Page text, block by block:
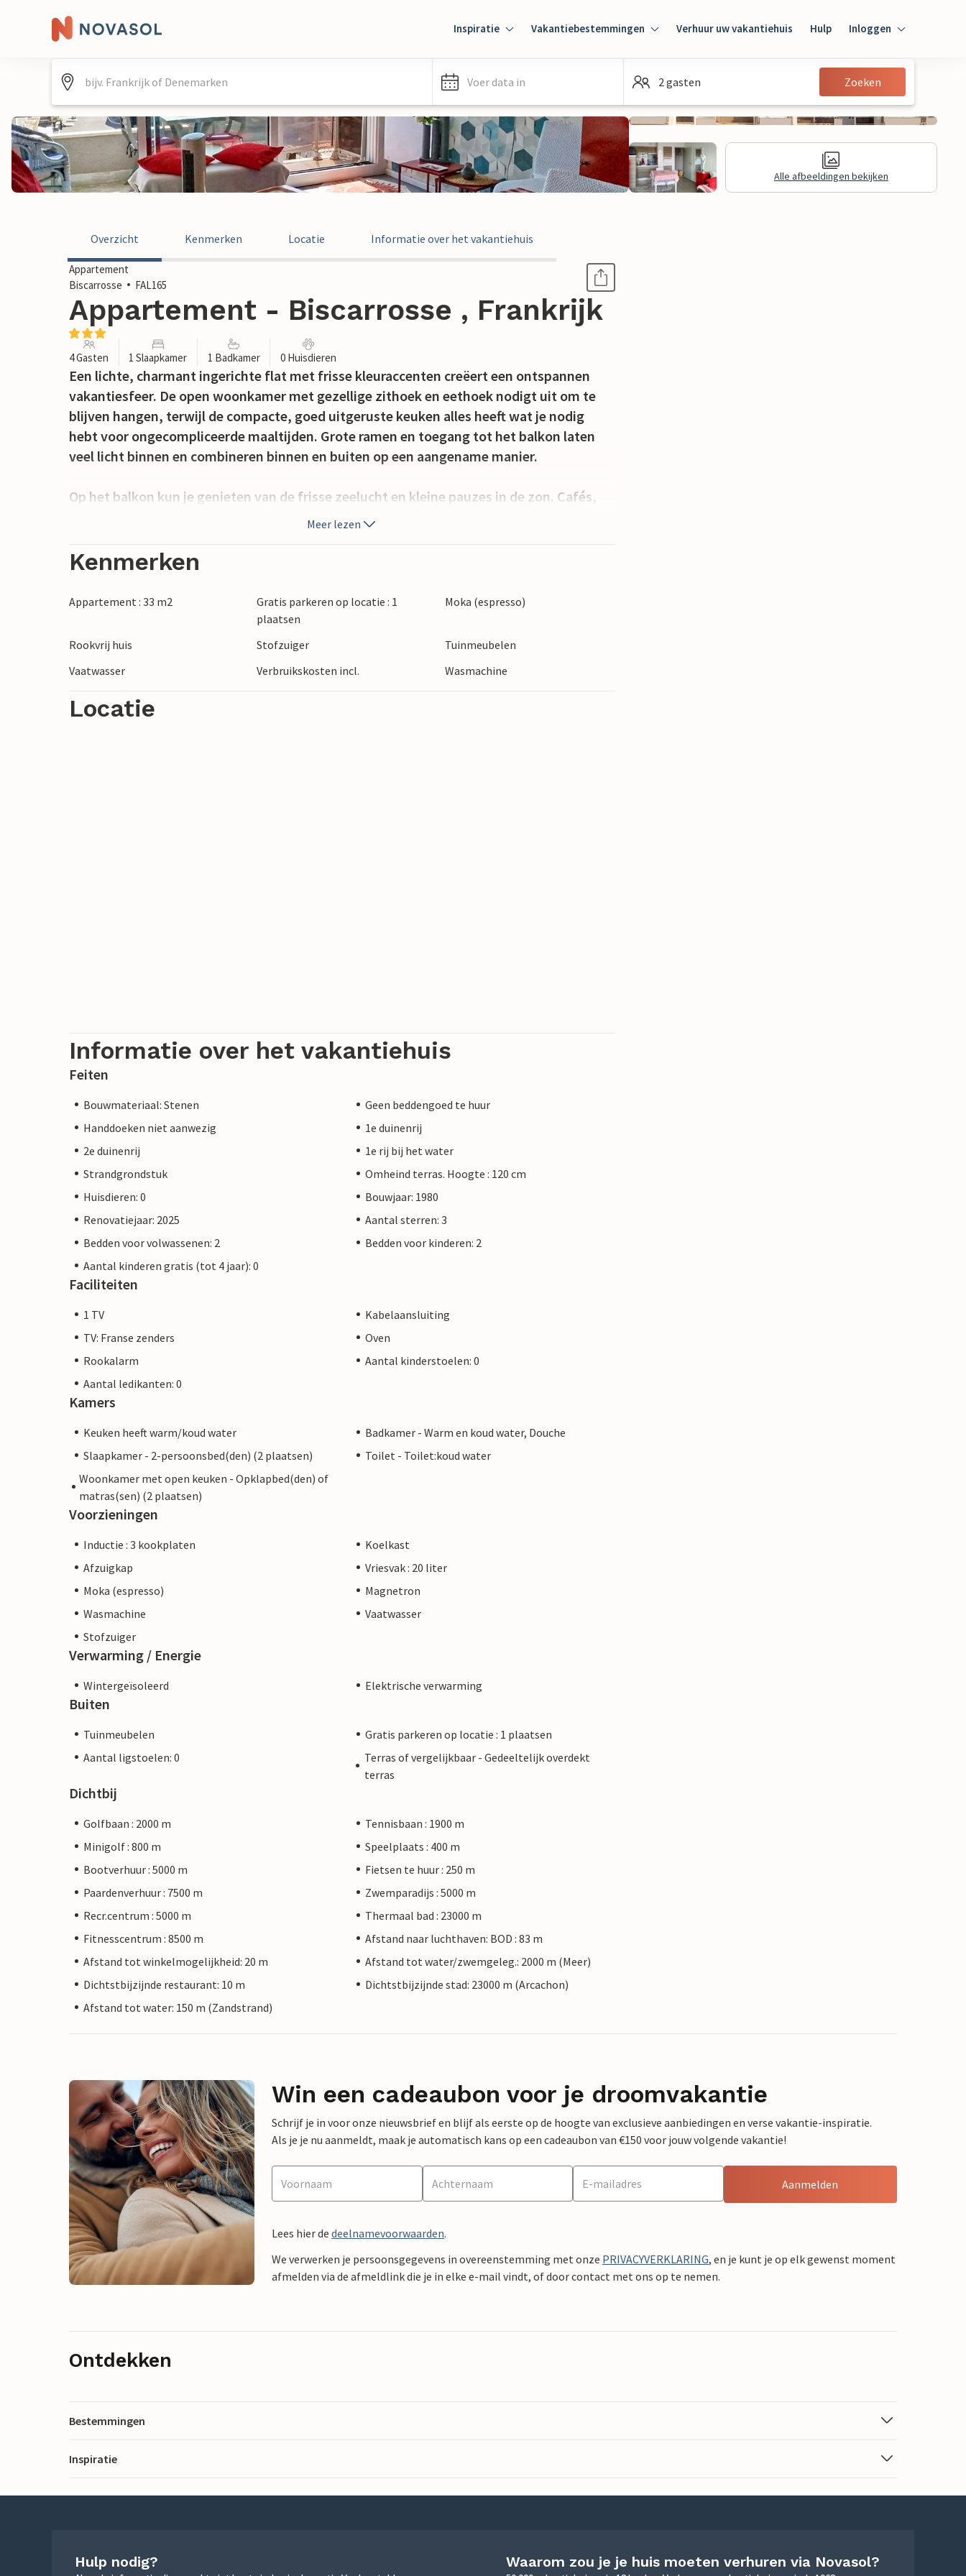
Inspiratie Vakantiebestemmingen Verhuur uw vakantiehuis Hulp Inloggen
Inloggen
Gast
Voer data in 2 gasten Zoeken
Alle afbeeldingen bekijken
Overzicht Kenmerken Locatie Informatie over het vakantiehuis
Appartement
Biscarrosse
FAL165
Appartement - Biscarrosse , Frankrijk
4 Gasten 1 Slaapkamer 1 Badkamer 0 Huisdieren
Een lichte, charmant ingerichte flat met frisse kleuraccenten creëert een ontspannen
vakantiesfeer. De open woonkamer met gezellige zithoek en eethoek nodigt uit om te
blijven hangen, terwijl de compacte, goed uitgeruste keuken alles heeft wat je nodig
hebt voor ongecompliceerde maaltijden. Grote ramen en toegang tot het balkon laten
veel licht binnen en combineren binnen en buiten op een aangename manier.
Op het balkon kun je genieten van de frisse zeelucht en kleine pauzes in de zon. Cafés,
restaurants en de levendige buurt liggen direct voor de deur, wat zorgt voor een
het strand. Verken de kust, maak uitstapjes naar de indrukwekkende Dune du Pyla of het
Bassin dArcachon en geniet van een breed scala aan recreatieve activiteiten aan zee.
Meer lezen
Kenmerken
Appartement : 33 m2
Gratis parkeren op locatie : 1
plaatsen
Moka (espresso)
Rookvrij huis Stofzuiger
Tuinmeubelen
Vaatwasser
Verbruikskosten incl. Wasmachine
Locatie
Informatie over het vakantiehuis
Feiten
Bouwmateriaal: Stenen
Geen beddengoed te huur
Handdoeken niet aanwezig
1e duinenrij
2e duinenrij
1e rij bij het water
Strandgrondstuk
Omheind terras. Hoogte : 120 cm
Huisdieren: 0
Bouwjaar: 1980
Renovatiejaar: 2025
Aantal sterren: 3
Bedden voor volwassenen: 2
Bedden voor kinderen: 2
Aantal kinderen gratis (tot 4 jaar): 0
Faciliteiten
1 TV
Kabelaansluiting
TV: Franse zenders
Oven
Rookalarm
Aantal kinderstoelen: 0
Aantal ledikanten: 0
Kamers
Keuken heeft warm/koud water
Badkamer - Warm en koud water, Douche
Slaapkamer - 2-persoonsbed(den) (2 plaatsen)
Toilet - Toilet:koud water
Woonkamer met open keuken - Opklapbed(den) of
matras(sen) (2 plaatsen)
Voorzieningen
Inductie : 3 kookplaten
Koelkast
Afzuigkap
Vriesvak : 20 liter
Moka (espresso)
Magnetron
Wasmachine
Vaatwasser
Stofzuiger
Verwarming / Energie
Wintergeïsoleerd Elektrische verwarming
Buiten
Tuinmeubelen
Gratis parkeren op locatie : 1 plaatsen
Aantal ligstoelen: 0
Terras of vergelijkbaar - Gedeeltelijk overdekt
terras
Dichtbij
Golfbaan : 2000 m
Tennisbaan : 1900 m
Minigolf : 800 m
Speelplaats : 400 m
Bootverhuur : 5000 m
Fietsen te huur : 250 m
Paardenverhuur : 7500 m
Zwemparadijs : 5000 m
Recr.centrum : 5000 m
Thermaal bad : 23000 m
Fitnesscentrum : 8500 m
Afstand naar luchthaven: BOD : 83 m
Afstand tot winkelmogelijkheid: 20 m
Afstand tot water/zwemgeleg.: 2000 m (Meer)
Dichtstbijzijnde restaurant: 10 m
Dichtstbijzijnde stad: 23000 m (Arcachon)
Afstand tot water: 150 m (Zandstrand)
Win een cadeaubon voor je droomvakantie
Schrijf je in voor onze nieuwsbrief en blijf als eerste op de hoogte van exclusieve aanbiedingen en verse vakantie-inspiratie.
Als je je nu aanmeldt, maak je automatisch kans op een cadeaubon van €150 voor jouw volgende vakantie!
Aanmelden
Lees hier de deelnamevoorwaarden.
We verwerken je persoonsgegevens in overeenstemming met onze PRIVACYVERKLARING, en je kunt je op elk gewenst moment
afmelden via de afmeldlink die je in elke e-mail vindt, of door contact met ons op te nemen.
Ontdekken
Bestemmingen
Inspiratie
Hulp nodig? Waarom zou je je huis moeten verhuren via Novasol?